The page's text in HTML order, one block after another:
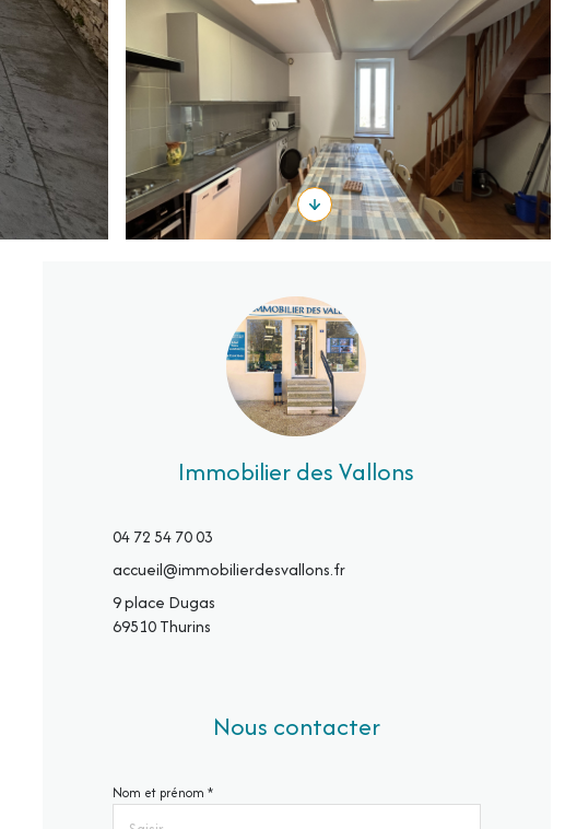
Immobilier des Vallons
04 72 54 70 03
accueil@immobilierdesvallons.fr
9 place Dugas
69510 Thurins
Nous contacter
Nom et prénom *